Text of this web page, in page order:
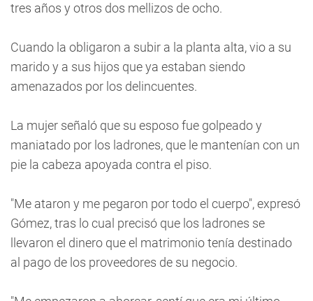
tres años y otros dos mellizos de ocho.
Cuando la obligaron a subir a la planta alta, vio a su
marido y a sus hijos que ya estaban siendo
amenazados por los delincuentes.
La mujer señaló que su esposo fue golpeado y
maniatado por los ladrones, que le mantenían con un
pie la cabeza apoyada contra el piso.
"Me ataron y me pegaron por todo el cuerpo", expresó
Gómez, tras lo cual precisó que los ladrones se
llevaron el dinero que el matrimonio tenía destinado
al pago de los proveedores de su negocio.